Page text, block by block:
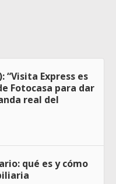
“Visita Express es
Fotocasa para dar
real del
qué es y cómo